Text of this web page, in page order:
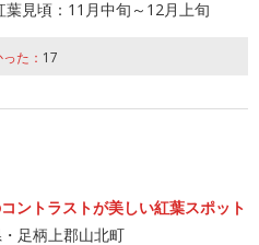
見頃： 11月中旬～12月上旬
た： 17
ントラストが美しい紅葉スポット
足柄上郡山北町